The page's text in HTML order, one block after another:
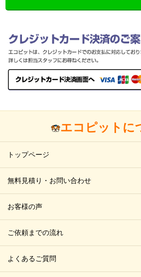
エコピットに
トップページ
無料見積り・お問い合わせ
お客様の声
ご依頼までの流れ
よくあるご質問